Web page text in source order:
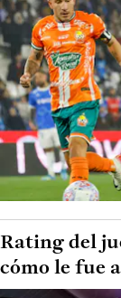
Rating del
cómo le fue